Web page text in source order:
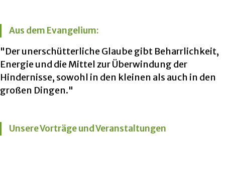
Aus dem Evangelium:
"Der unerschütterliche Glaube gibt Beharrlichkeit,
Energie und die Mittel zur Überwindung der
Hindernisse, sowohl in den kleinen als auch in den
großen Dingen."
Unsere Vorträge und Veranstaltungen